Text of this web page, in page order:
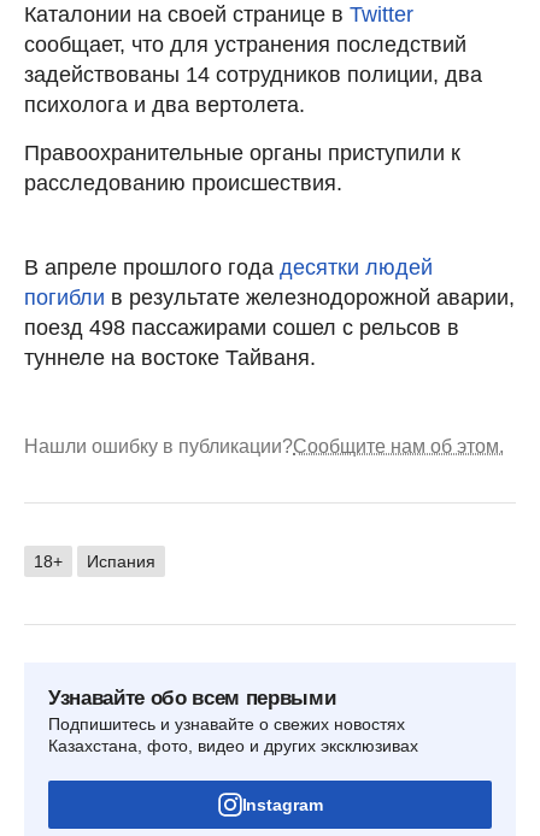
Каталонии на своей странице в Twitter
сообщает, что для устранения последствий
задействованы 14 сотрудников полиции, два
психолога и два вертолета.
Правоохранительные органы приступили к
расследованию происшествия.
В апреле прошлого года десятки людей
погибли в результате железнодорожной аварии,
поезд 498 пассажирами сошел с рельсов в
туннеле на востоке Тайваня.
Нашли ошибку в публикации?Сообщите нам об этом.
18+ Испания
Узнавайте обо всем первыми
Подпишитесь и узнавайте о свежих новостях
Казахстана, фото, видео и других эксклюзивах
Instagram